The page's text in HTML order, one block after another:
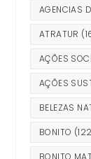
AGENCIAS
ATRATUR
AÇÕES
AÇÕES
BELEZAS
BONITO